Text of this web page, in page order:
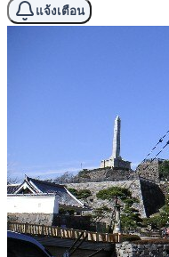
แจ้งเตือน